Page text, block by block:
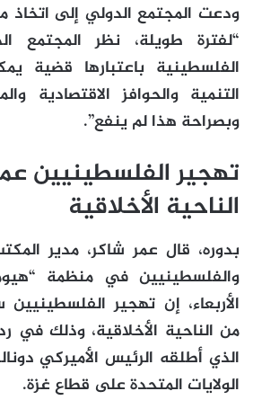
ودعت المجتمع الدولي إلى
“لفترة طويلة، نظر المجتمع
الفلسطينية باعتبارها قضية
التنمية والحوافز الاقتصادية
وبصراحة هذا لم ينفع”.
تهجير الفلسطينيين
الناحية الأخلاقية
بدوره، قال عمر شاكر، مدير
والفلسطينيين في منظمة
الأربعاء، إن تهجير
من الناحية الأخلاقية، وذلك في
الذي أطلقه الرئيس الأميركي
الولايات المتحدة على قطاع غزة.